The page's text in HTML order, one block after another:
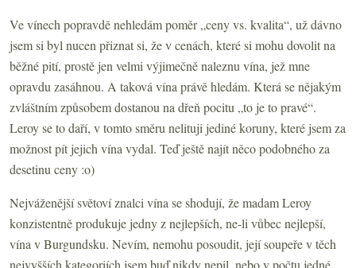
Ve vínech popravdě nehledám poměr „ceny vs. kvalita“, už dávno
jsem si byl nucen přiznat si, že v cenách, které si mohu dovolit na
běžné pití, prostě jen velmi výjimečně naleznu vína, jež mne
opravdu zasáhnou. A taková vína právě hledám. Která se nějakým
zvláštním způsobem dostanou na dřeň pocitu „to je to pravé“.
Leroy se to daří, v tomto směru nelituji jediné koruny, které jsem za
možnost pít jejich vína vydal. Teď ještě najít něco podobného za
desetinu ceny :o)
Nejváženější světoví znalci vína se shodují, že madam Leroy
konzistentně produkuje jedny z nejlepších, ne-li vůbec nejlepší,
vína v Burgundsku. Nevím, nemohu posoudit, její soupeře v těch
nejvyšších kategoriích jsem buď nikdy nepil, nebo v počtu jedné